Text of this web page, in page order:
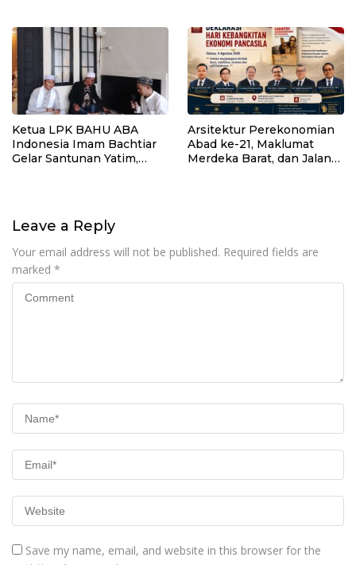
Ketua LPK BAHU ABA
Indonesia Imam Bachtiar
Gelar Santunan Yatim,
Arsitektur Perekonomian
Abad ke-21, Maklumat
Merdeka Barat, dan Jalan
Leave a Reply
Your email address will not be published. Required fields are
marked *
Save my name, email, and website in this browser for the